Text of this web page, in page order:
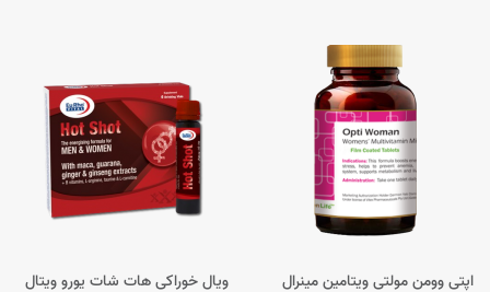
اپتی وومن مولتی ویتامین مینرال
ویال خوراکی هات شات یورو ویتال